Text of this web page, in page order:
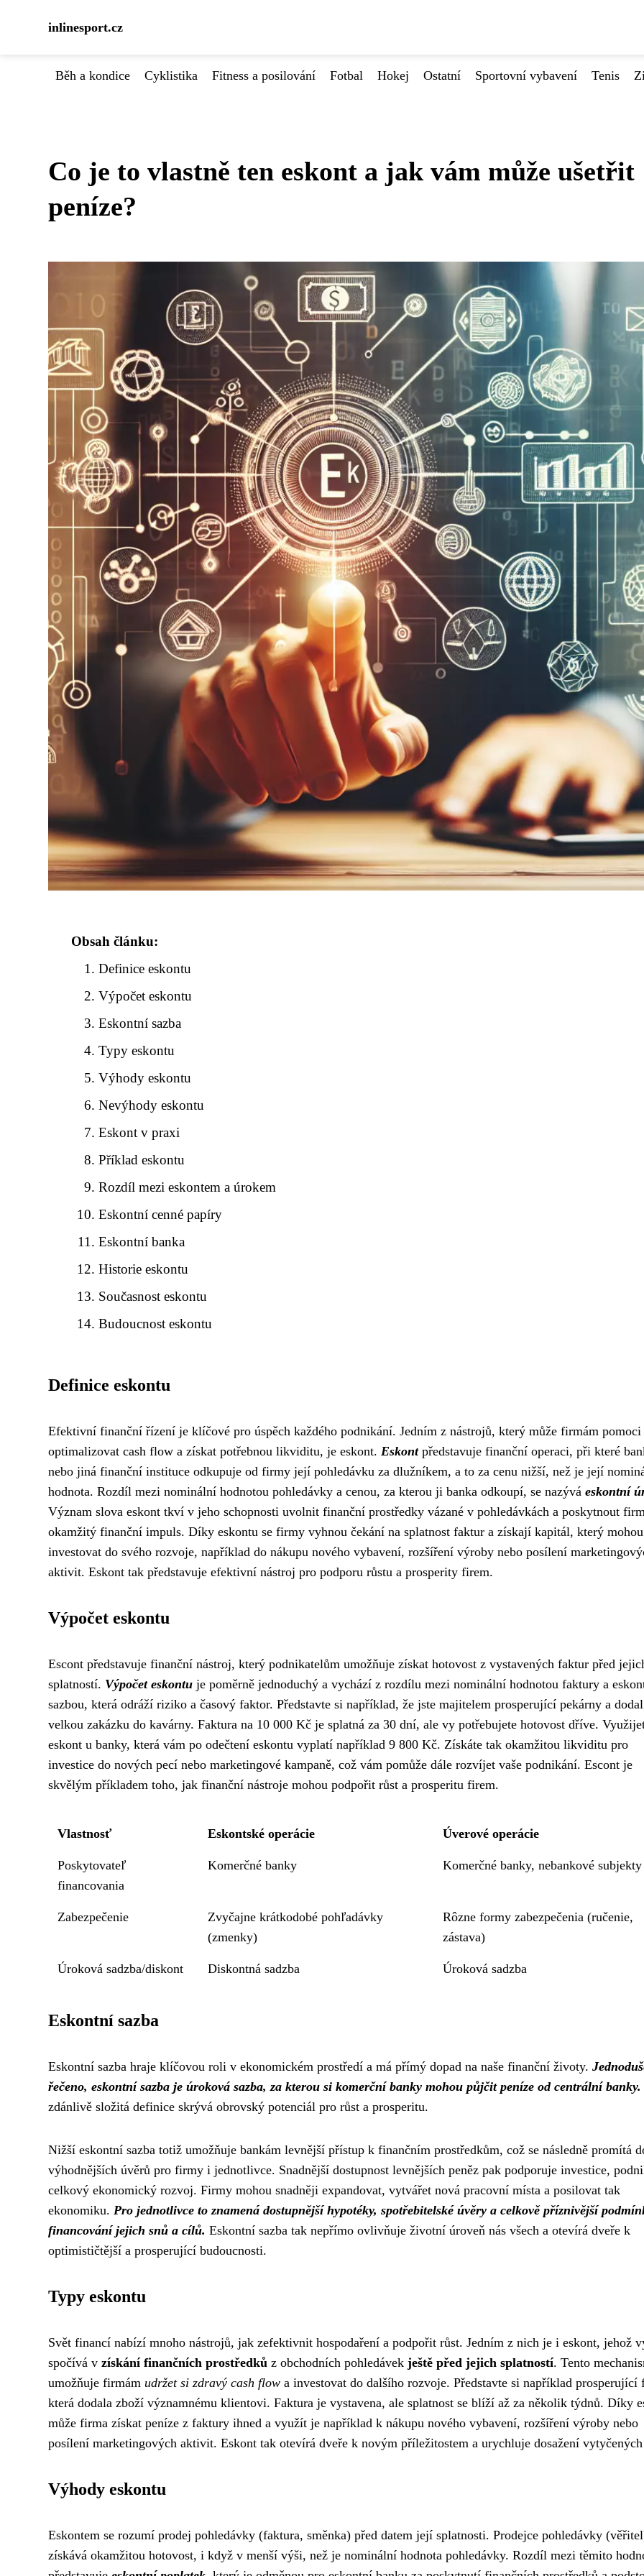
inlinesport.cz
Běh a kondice Cyklistika Fitness a posilování Fotbal Hokej Ostatní Sportovní vybavení Tenis
Co je to vlastně ten eskont a jak vám může ušetřit
peníze?
Obsah článku:
Definice eskontu
Výpočet eskontu
Eskontní sazba
Typy eskontu
Výhody eskontu
Nevýhody eskontu
Eskont v praxi
Příklad eskontu
Rozdíl mezi eskontem a úrokem
Eskontní cenné papíry
Eskontní banka
Historie eskontu
Současnost eskontu
Budoucnost eskontu
Definice eskontu
Efektivní finanční řízení je klíčové pro úspěch každého podnikání. Jedním z nástrojů, který může firmám pomoci
optimalizovat cash flow a získat potřebnou likviditu, je eskont. Eskontpředstavuje finanční operaci, při které
nebo jiná finanční instituce odkupuje od firmy její pohledávku za dlužníkem, a to za cenu nižší, než je její
hodnota. Rozdíl mezi nominální hodnotou pohledávky a cenou, za kterou ji banka odkoupí, se nazývá eskontní
Význam slova eskont tkví v jeho schopnosti uvolnit finanční prostředky vázané v pohledávkách a poskytnout
okamžitý finanční impuls. Díky eskontu se firmy vyhnou čekání na splatnost faktur a získají kapitál, který
investovat do svého rozvoje, například do nákupu nového vybavení, rozšíření výroby nebo posílení
aktivit. Eskont tak představuje efektivní nástroj pro podporu růstu a prosperity firem.
Výpočet eskontu
Escont představuje finanční nástroj, který podnikatelům umožňuje získat hotovost z vystavených faktur před
splatností. Výpočet eskontu je poměrně jednoduchý a vychází z rozdílu mezi nominální hodnotou faktury a
sazbou, která odráží riziko a časový faktor. Představte si například, že jste majitelem prosperující pekárny a
velkou zakázku do kavárny. Faktura na 10 000 Kč je splatná za 30 dní, ale vy potřebujete hotovost dříve.
eskont u banky, která vám po odečtení eskontu vyplatí například 9 800 Kč. Získáte tak okamžitou likviditu pro
investice do nových pecí nebo marketingové kampaně, což vám pomůže dále rozvíjet vaše podnikání. Escont je
skvělým příkladem toho, jak finanční nástroje mohou podpořit růst a prosperitu firem.
Vlastnosť Eskontské operácie Úverové operácie
Poskytovateľ
financovania
Komerčné banky Komerčné banky, nebankové subjekty
Zabezpečenie
Zvyčajne krátkodobé pohľadávky
(zmenky)
Rôzne formy zabezpečenia (ručenie,
zástava)
Úroková sadzba/diskont Diskontná sadzba Úroková sadzba
Eskontní sazba
Eskontní sazba hraje klíčovou roli v ekonomickém prostředí a má přímý dopad na naše finanční životy.
řečeno, eskontní sazba je úroková sazba, za kterou si komerční banky mohou půjčit peníze od centrální banky.
zdánlivě složitá definice skrývá obrovský potenciál pro růst a prosperitu.
Nižší eskontní sazba totiž umožňuje bankám levnější přístup k finančním prostředkům, což se následně promítá
výhodnějších úvěrů pro firmy i jednotlivce. Snadnější dostupnost levnějších peněz pak podporuje investice,
celkový ekonomický rozvoj. Firmy mohou snadněji expandovat, vytvářet nová pracovní místa a posilovat tak
ekonomiku. Pro jednotlivce to znamená dostupnější hypotéky, spotřebitelské úvěry a celkově příznivější
financování jejich snů a cílů. Eskontní sazba tak nepřímo ovlivňuje životní úroveň nás všech a otevírá dveře k
optimističtější a prosperující budoucnosti.
Typy eskontu
Svět financí nabízí mnoho nástrojů, jak zefektivnit hospodaření a podpořit růst. Jedním z nich je i eskont, jehož
spočívá v získání finančních prostředků z obchodních pohledávek ještě před jejich splatností. Tento
umožňuje firmám udržet si zdravý cash flow a investovat do dalšího rozvoje. Představte si například prosperující
která dodala zboží významnému klientovi. Faktura je vystavena, ale splatnost se blíží až za několik týdnů. Díky
může firma získat peníze z faktury ihned a využít je například k nákupu nového vybavení, rozšíření výroby nebo
posílení marketingových aktivit. Eskont tak otevírá dveře k novým příležitostem a urychluje dosažení
Výhody eskontu
Eskontem se rozumí prodej pohledávky (faktura, směnka) před datem její splatnosti. Prodejce pohledávky
získává okamžitou hotovost, i když v menší výši, než je nominální hodnota pohledávky. Rozdíl mezi těmito